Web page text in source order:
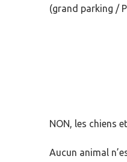
(grand parking /
NON, les chiens
Aucun animal